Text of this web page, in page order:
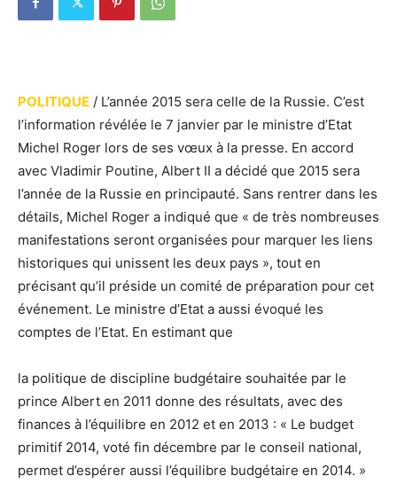
POLITIQUE / L’année 2015 sera celle de la Russie. C’est
l’information révélée le 7 janvier par le ministre d’Etat
Michel Roger lors de ses vœux à la presse. En accord
avec Vladimir Poutine, Albert II a décidé que 2015 sera
l’année de la Russie en principauté. Sans rentrer dans les
détails, Michel Roger a indiqué que « de très nombreuses
manifestations seront organisées pour marquer les liens
historiques qui unissent les deux pays », tout en
précisant qu’il préside un comité de préparation pour cet
événement. Le ministre d’Etat a aussi évoqué les
comptes de l’Etat. En estimant que
la politique de discipline budgétaire souhaitée par le
prince Albert en 2011 donne des résultats, avec des
finances à l’équilibre en 2012 et en 2013 : « Le budget
primitif 2014, voté fin décembre par le conseil national,
permet d’espérer aussi l’équilibre budgétaire en 2014. »